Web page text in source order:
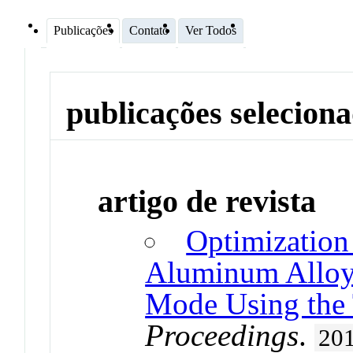
Publicações Contato Ver Todos
publicações
artigo de revista
Aluminum
Mode Using
Proceedings.